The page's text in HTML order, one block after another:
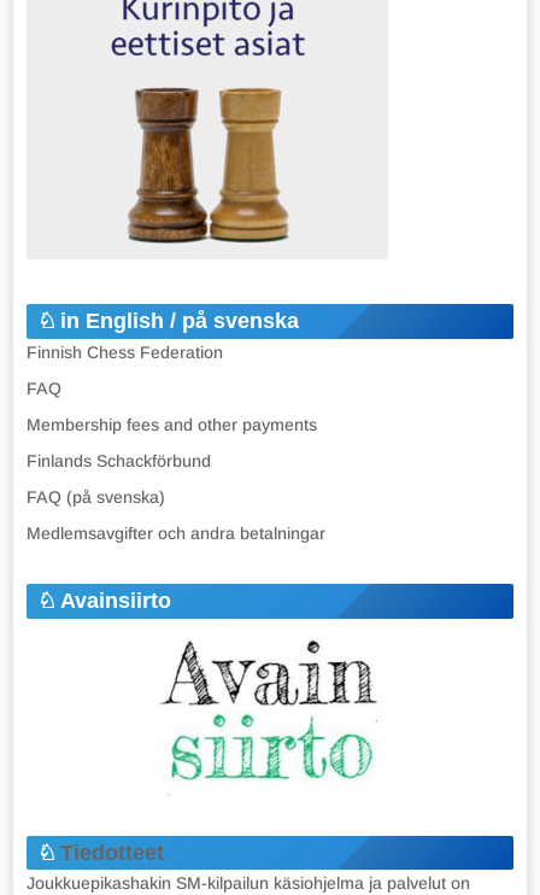
in English / på svenska
Finnish Chess Federation
FAQ
Membership fees and other payments
Finlands Schackförbund
FAQ (på svenska)
Medlemsavgifter och andra betalningar
Avainsiirto
Tiedotteet
Joukkuepikashakin SM-kilpailun käsiohjelma ja palvelut on